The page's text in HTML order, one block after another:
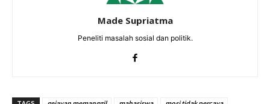
Made Supriatma
Peneliti masalah sosial dan politik.